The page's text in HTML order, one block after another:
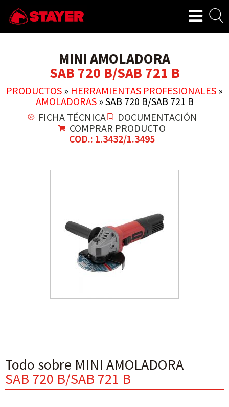
MINI AMOLADORA
SAB 720 B/SAB 721 B
PRODUCTOS » HERRAMIENTAS PROFESIONALES »
AMOLADORAS» SAB 720 B/SAB 721 B
FICHA TÉCNICA
DOCUMENTACIÓN
COMPRAR PRODUCTO
COD.: 1.3432/1.3495
Todo sobre MINI AMOLADORA
SAB 720 B/SAB 721 B